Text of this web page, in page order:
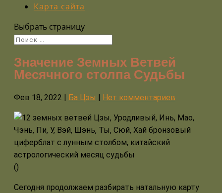
Карта сайта
Выбрать страницу
Значение Земных Ветвей
Месячного столпа Судьбы
Фев 18, 2022 Ба Цзы Нет комментариев
()
Сегодня продолжаем разбирать натальную карту